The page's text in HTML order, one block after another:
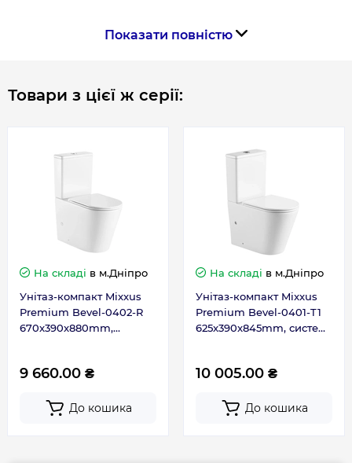
Країна виготовлення
Габарити, розміри, вага
Ширина, мм
Гарантія
Гарантія виробника, міс 120
Контакти сервісного
0-800-301-755; +38 (067)
Показати повністю
Товари з цієї ж серії:
На складі в м.Дніпро
Унітаз-компакт Mixxus
Premium Bevel-0402-R
670x390x880mm,
9 660.00 ₴
До кошика
На складі в м.Дніпро
Унітаз-компакт Mixxus
Premium Bevel-0401-T1
625x390x845mm, система
10 005.00 ₴
До кошика